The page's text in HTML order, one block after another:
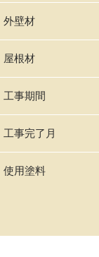
外壁材
屋根材
工事期間
工事完了月
使用塗料